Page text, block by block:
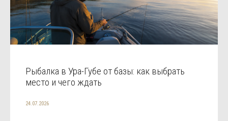
Рыбалка в Ура-Губе от базы: как выбрать
место и чего ждать
24.07.2026